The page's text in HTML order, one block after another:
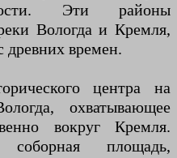
Эти районы
Вологда и Кремля,
древних времен.
центра на
охватывающее
вокруг Кремля.
соборная площадь,